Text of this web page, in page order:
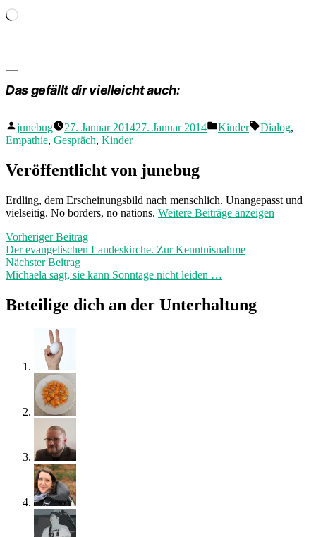
Wird
Das gefällt dir vielleicht auch:
Veröffentlicht
von
junebug 27. Januar 201427. Januar 2014
Veröffentlicht
Kinder Dialog,
Empathie, Gespräch, Kinder
Veröffentlicht von junebug
Erdling, dem Erscheinungsbild nach menschlich. Unangepasst und
vielseitig. No borders, no nations. Weitere Beiträge anzeigen
Beitragsnavigation
Vorheriger BeitragVorheriger
Beitrag:
Der evangelischen Landeskirche. Zur Kenntnisnahme
Nächster BeitragNächster
Beitrag:
Michaela sagt, sie kann Sonntage nicht leiden …
Beteilige dich an der Unterhaltung